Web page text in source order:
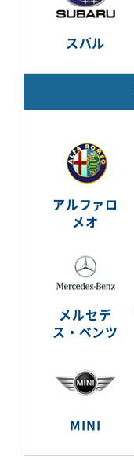
スバル
アルファロ
メオ
メルセデ
ス・ベンツ
MINI